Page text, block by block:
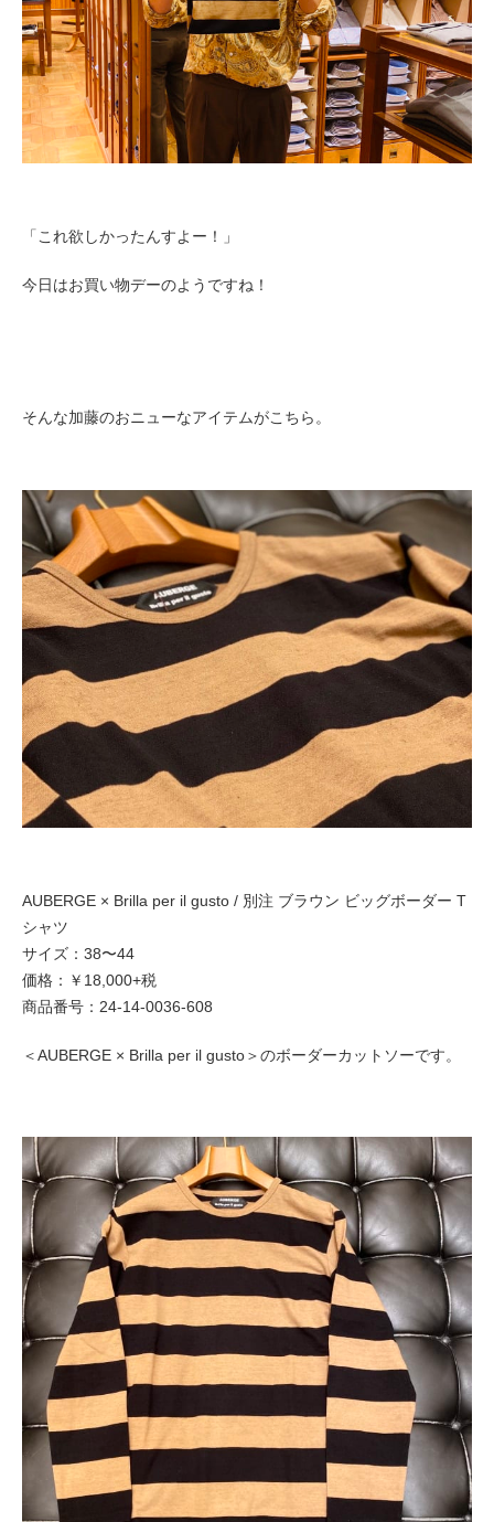
「これ欲しかったんすよー！」
今日はお買い物デーのようですね！
そんな加藤のおニューなアイテムがこちら。
AUBERGE × Brilla per il gusto / 別注 ブラウン ビッグボーダー T
シャツ
サイズ：38〜44
価格：￥18,000+税
商品番号：24-14-0036-608
＜AUBERGE × Brilla per il gusto＞のボーダーカットソーです。